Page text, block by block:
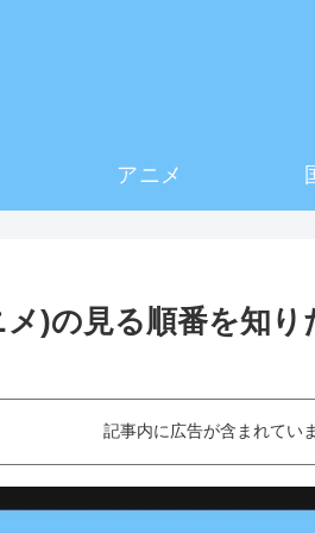
アニメ
)の見る順番を知り
記事内に広告が含まれていま